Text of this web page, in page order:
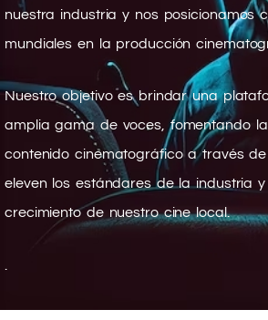
nuestra industria y nos posicionamos
mundiales en la producción
Nuestro objetivo es brindar una
amplia gama de voces, fomentando
contenido cinematográfico a través
eleven los estándares de la industria
crecimiento de nuestro cine local.